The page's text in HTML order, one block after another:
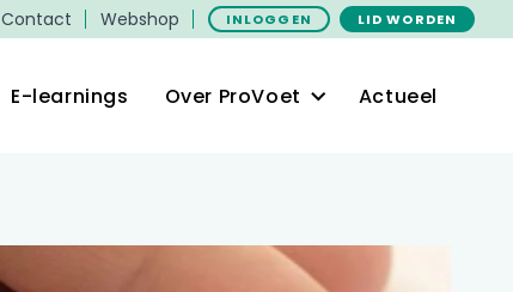
Contact Webshop INLOGGEN LID WORDEN
E-learnings Over ProVoet Actueel